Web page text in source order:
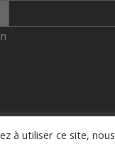
à utiliser ce site, nous